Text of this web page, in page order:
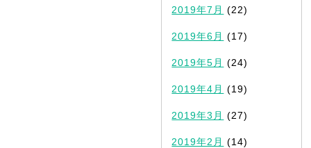
2019年7月 (22)
2019年6月 (17)
2019年5月 (24)
2019年4月 (19)
2019年3月 (27)
2019年2月 (14)